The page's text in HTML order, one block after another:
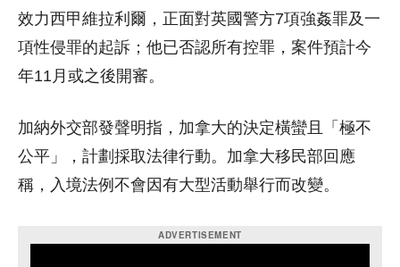
效力西甲維拉利爾，正面對英國警方7項強姦罪及一
項性侵罪的起訴；他已否認所有控罪，案件預計今
年11月或之後開審。
加納外交部發聲明指，加拿大的決定橫蠻且「極不
公平」，計劃採取法律行動。加拿大移民部回應
稱，入境法例不會因有大型活動舉行而改變。